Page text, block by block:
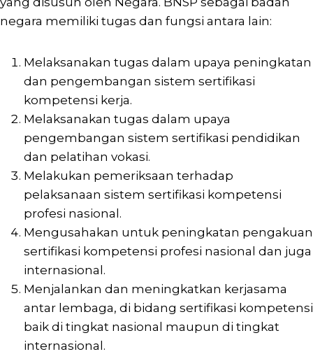
negara memiliki tugas dan fungsi antara lain:
Melaksanakan tugas dalam upaya peningkatan
dan pengembangan sistem sertifikasi
kompetensi kerja.
Melaksanakan tugas dalam upaya
pengembangan sistem sertifikasi pendidikan
dan pelatihan vokasi.
Melakukan pemeriksaan terhadap
pelaksanaan sistem sertifikasi kompetensi
profesi nasional.
Mengusahakan untuk peningkatan pengakuan
sertifikasi kompetensi profesi nasional dan juga
internasional.
Menjalankan dan meningkatkan kerjasama
antar lembaga, di bidang sertifikasi kompetensi
baik di tingkat nasional maupun di tingkat
internasional.